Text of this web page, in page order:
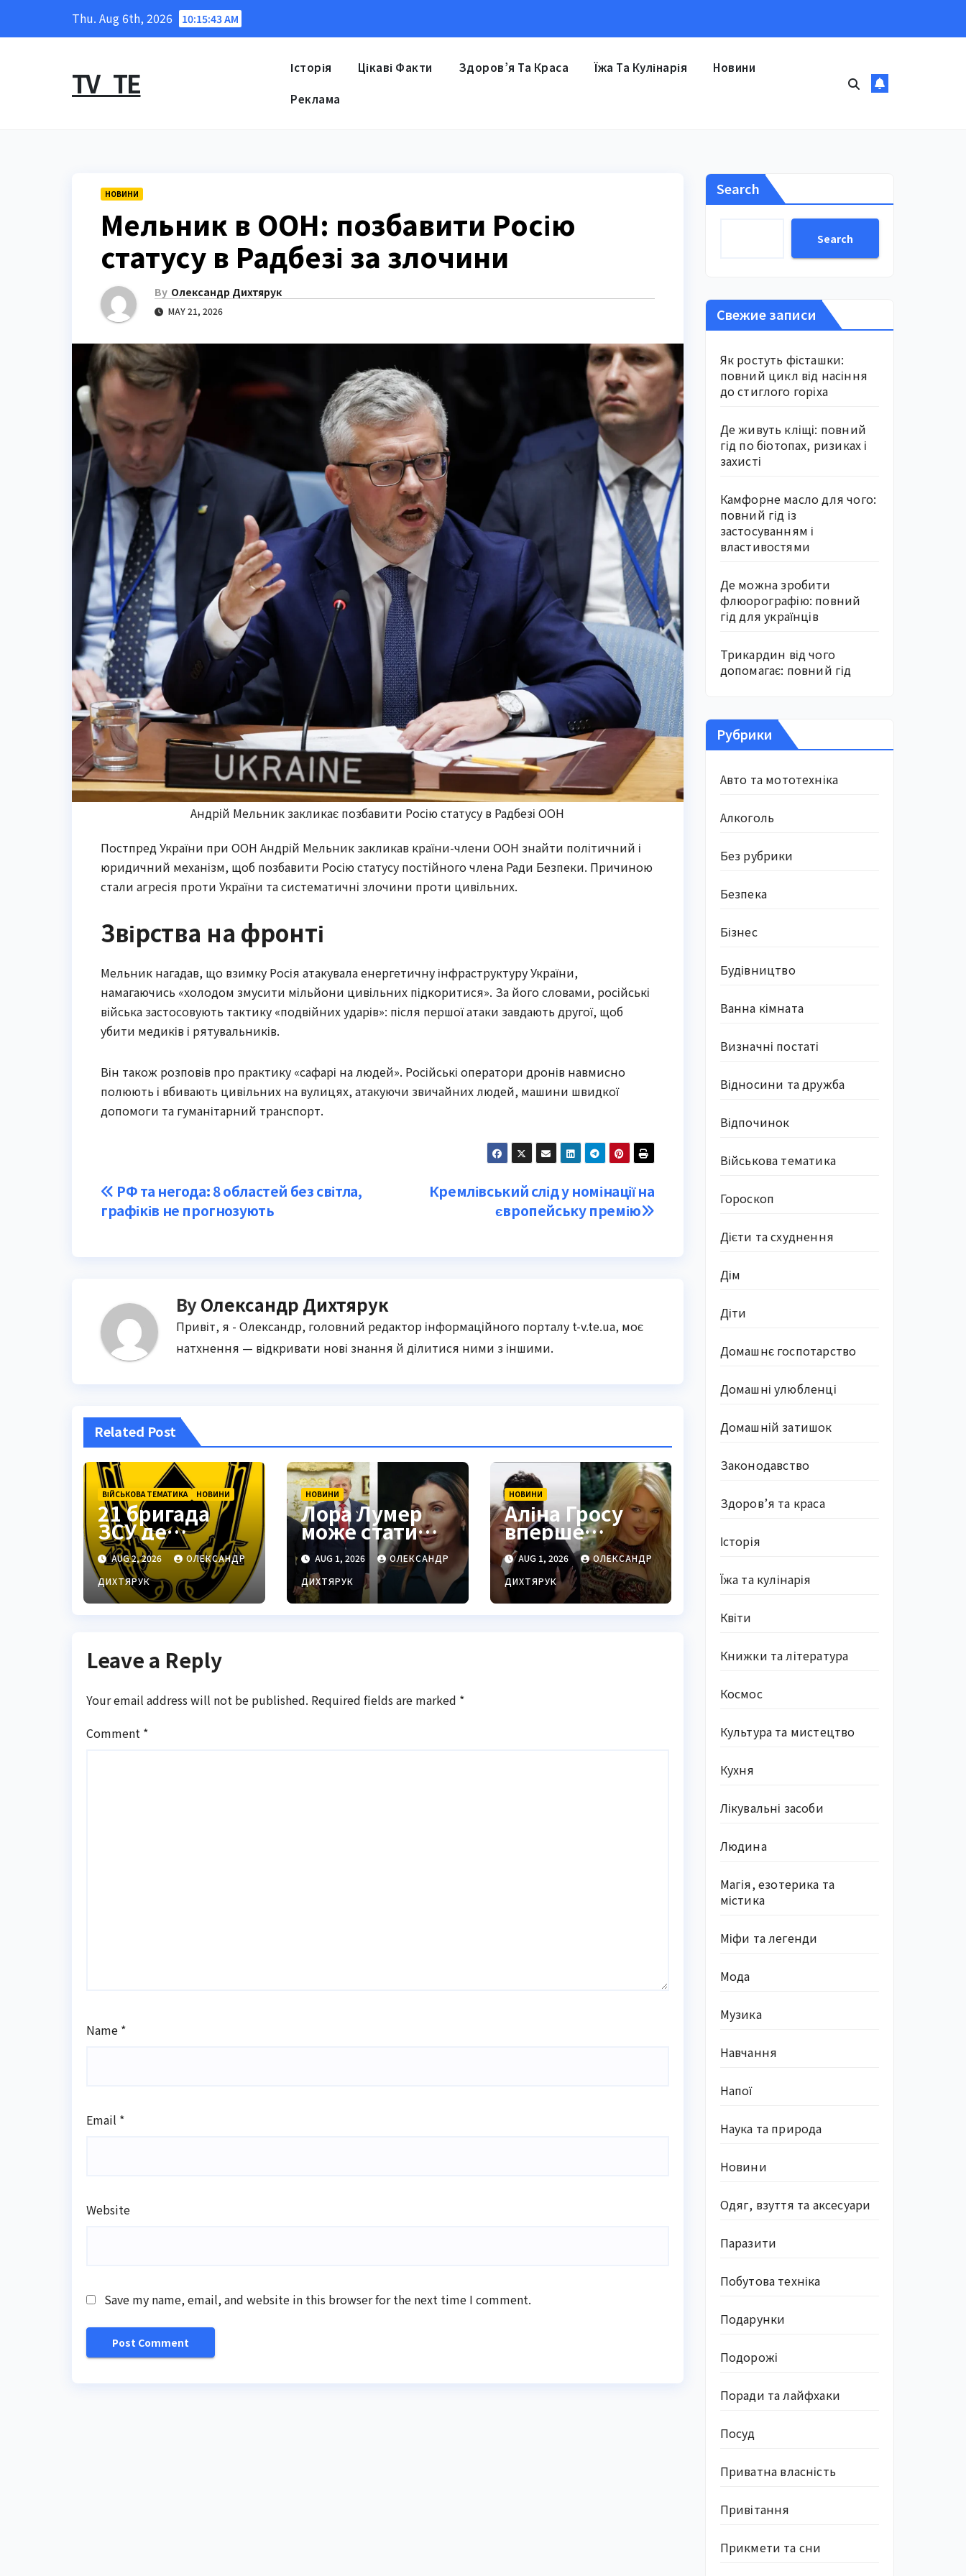
Thu. Aug 6th, 2026 10:15:44 AM
TV_TE Історія Цікаві Факти Здоров’я Та Краса Їжа Та Кулінарія Новини
Реклама
НОВИНИ
Мельник в ООН: позбавити Росію
статусу в Радбезі за злочини
By Олександр Дихтярук
MAY 21, 2026
Андрій Мельник закликає позбавити Росію статусу в Радбезі ООН
Постпред України при ООН Андрій Мельник закликав країни-члени ООН знайти політичний і
юридичний механізм, щоб позбавити Росію статусу постійного члена Ради Безпеки. Причиною
стали агресія проти України та систематичні злочини проти цивільних.
Звірства на фронті
Мельник нагадав, що взимку Росія атакувала енергетичну інфраструктуру України,
намагаючись «холодом змусити мільйони цивільних підкоритися». За його словами, російські
війська застосовують тактику «подвійних ударів»: після першої атаки завдають другої, щоб
убити медиків і рятувальників.
Він також розповів про практику «сафарі на людей». Російські оператори дронів навмисно
полюють і вбивають цивільних на вулицях, атакуючи звичайних людей, машини швидкої
допомоги та гуманітарний транспорт.
Post
navigation
Кремлівський слід у номінації на
європейську премію
РФ та негода: 8 областей без світла,
графіків не прогнозують
ByОлександр Дихтярук
Привіт, я - Олександр, головний редактор інформаційного порталу t-v.te.ua, моє
натхнення — відкривати нові знання й ділитися ними з іншими.
Related Post
ВІЙСЬКОВА ТЕМАТИКА НОВИНИ
21 бригада
ЗСУ де
знаходиться:
Подільськ як
стратегічний
центр
AUG 2, 2026
ОЛЕКСАНДР
ДИХТЯРУК
НОВИНИ
Лора Лумер
може стати
проукраїнськи
м голосом для
Трампа
AUG 1, 2026
ОЛЕКСАНДР
ДИХТЯРУК
НОВИНИ
Аліна Гросу
вперше
пояснила,
чому не
показує
чоловіка
AUG 1, 2026
ОЛЕКСАНДР
ДИХТЯРУК
Leave a Reply
Your email address will not be published. Required fields are marked *
Comment *
Name *
Email *
Website
Save my name, email, and website in this browser for the next time I comment.
Search
Search
Свежие записи
Як ростуть фісташки:
повний цикл від насіння
до стиглого горіха
Де живуть кліщі: повний
гід по біотопах, ризиках і
захисті
Камфорне масло для чого:
повний гід із
застосуванням і
властивостями
Де можна зробити
флюорографію: повний
гід для українців
Трикардин від чого
допомагає: повний гід
Рубрики
Авто та мототехніка
Алкоголь
Без рубрики
Безпека
Бізнес
Будівництво
Ванна кімната
Визначні постаті
Відносини та дружба
Відпочинок
Військова тематика
Гороскоп
Дієти та схуднення
Дім
Діти
Домашнє госпотарство
Домашні улюбленці
Домашній затишок
Законодавство
Здоров’я та краса
Історія
Їжа та кулінарія
Квіти
Книжки та література
Космос
Культура та мистецтво
Кухня
Лікувальні засоби
Людина
Магія, езотерика та
містика
Міфи та легенди
Мода
Музика
Навчання
Напої
Наука та природа
Новини
Одяг, взуття та аксесуари
Паразити
Побутова техніка
Подарунки
Подорожі
Поради та лайфхаки
Посуд
Приватна власність
Привітання
Прикмети та сни